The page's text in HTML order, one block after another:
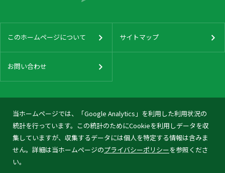
当ホームページでは、「Google Analytics」を利用した利用状況の
統計を行っています。この統計のためにCookieを利用しデータを収
集していますが、収集するデータには個人を特定する情報は含みま
せん。詳細は当ホームページのプライバシーポリシーを参照くださ
い。
このホームページについて サイトマップ
お問い合わせ